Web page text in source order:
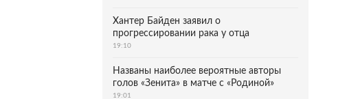
Хантер Байден заявил о
прогрессировании рака у отца
19:10
Названы наиболее вероятные авторы
голов «Зенита» в матче с «Родиной»
19:01